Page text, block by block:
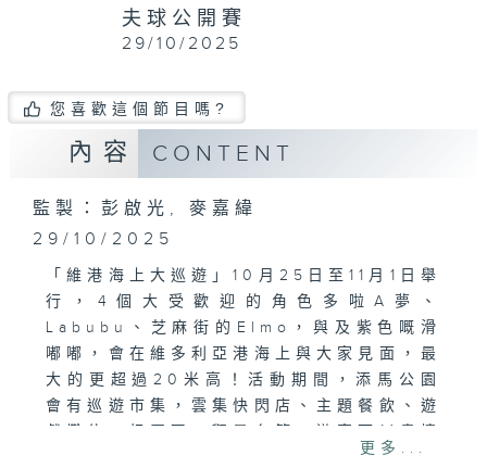
夫球公開賽
29/10/2025
您喜歡這個節目嗎?
內容 CONTENT
監製：彭啟光, 麥嘉緯
29/10/2025
「維港海上大巡遊」10月25日至11月1日舉
行，4個大受歡迎的角色多啦A夢、
Labubu、芝麻街的Elmo，與及紫色嘅滑
嘟嘟，會在維多利亞港海上與大家見面，最
大的更超過20米高！活動期間，添馬公園
會有巡遊市集，雲集快閃店、主題餐飲、遊
打卡。限定紀念品方面，就有海上雕塑迷你
更多...